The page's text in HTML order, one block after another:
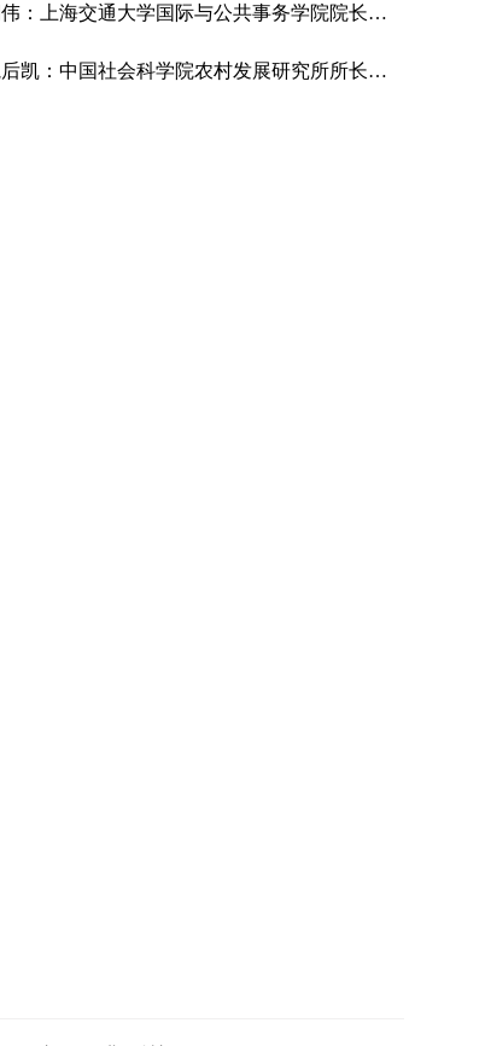
胡伟：上海交通大学国际与公共事务学院院长、博士导师
魏后凯：中国社会科学院农村发展研究所所长、研究员、经济学博士。